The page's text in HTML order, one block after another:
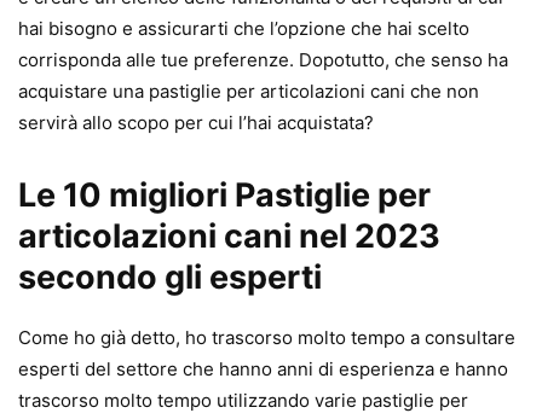
hai bisogno e assicurarti che l’opzione che hai scelto
corrisponda alle tue preferenze. Dopotutto, che senso ha
acquistare una pastiglie per articolazioni cani che non
servirà allo scopo per cui l’hai acquistata?
Le 10 migliori Pastiglie per
articolazioni cani nel 2023
secondo gli esperti
Come ho già detto, ho trascorso molto tempo a consultare
esperti del settore che hanno anni di esperienza e hanno
trascorso molto tempo utilizzando varie pastiglie per